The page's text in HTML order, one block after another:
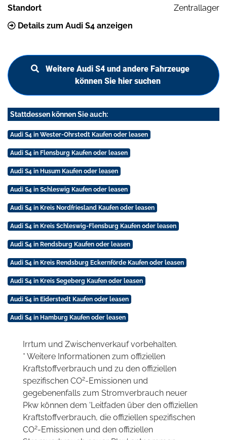
Standort
Zentrallager
Details zum Audi S4 anzeigen
Weitere Audi S4 und andere Fahrzeuge
können Sie hier suchen
Stattdessen können Sie auch:
Audi S4 in Wester-Ohrstedt Kaufen oder leasen
Audi S4 in Flensburg Kaufen oder leasen
Audi S4 in Husum Kaufen oder leasen
Audi S4 in Schleswig Kaufen oder leasen
Audi S4 in Kreis Nordfriesland Kaufen oder leasen
Audi S4 in Kreis Schleswig-Flensburg Kaufen oder leasen
Audi S4 in Rendsburg Kaufen oder leasen
Audi S4 in Kreis Rendsburg Eckernförde Kaufen oder leasen
Audi S4 in Kreis Segeberg Kaufen oder leasen
Audi S4 in Eiderstedt Kaufen oder leasen
Audi S4 in Hamburg Kaufen oder leasen
Irrtum und Zwischenverkauf vorbehalten.
* Weitere Informationen zum offiziellen
Kraftstoffverbrauch und zu den offiziellen
spezifischen CO2-Emissionen und
gegebenenfalls zum Stromverbrauch neuer
Pkw können dem 'Leitfaden über den offiziellen
Kraftstoffverbrauch, die offiziellen spezifischen
CO2-Emissionen und den offiziellen